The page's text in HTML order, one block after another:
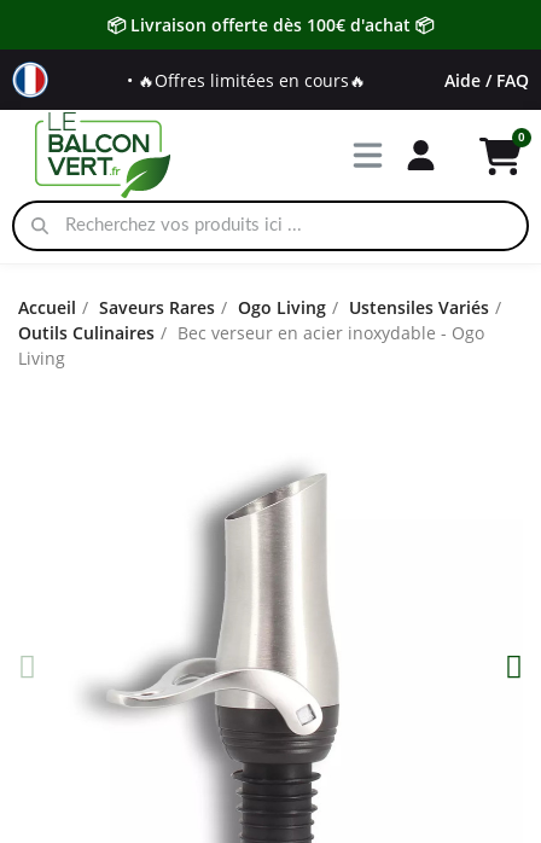
📦 Livraison offerte dès 100€ d'achat 📦
• 🔥Offres limitées en cours🔥 Aide / FAQ
Accueil Saveurs Rares Ogo Living
Ustensiles Variés
Outils Culinaires
Bec verseur en acier inoxydable - Ogo
Living